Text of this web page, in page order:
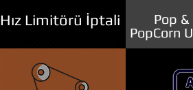
Hız Limitörü İptali
Pop
PopCorn